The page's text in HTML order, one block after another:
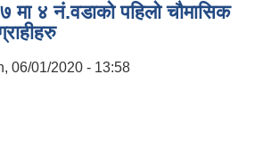
४ नं.वडाको पहिलो चौमासिक
06/01/2020 - 13:58